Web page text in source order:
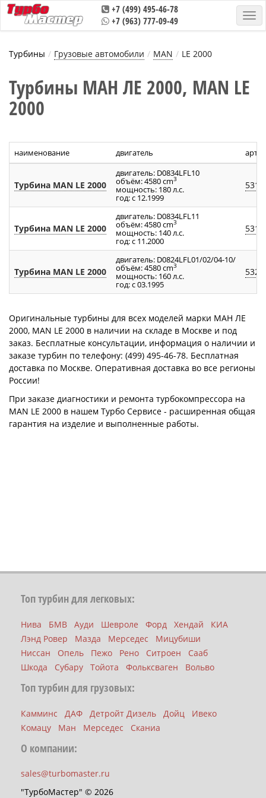
+7 (499) 495-46-78
+7 (963) 777-09-49
Турбины Грузовые автомобили MAN LE 2000
Турбины МАН ЛЕ 2000, MAN LE
2000
наименование двигатель
Турбина MAN LE 2000
двигатель: D0834LFL10
объём: 4580 cm3
мощность: 180 л.с.
год: с 12.1999
Турбина MAN LE 2000
двигатель: D0834LFL11
объём: 4580 cm3
мощность: 140 л.с.
год: с 11.2000
Турбина MAN LE 2000
двигатель: D0824LFL01/02/04-10/
объём: 4580 cm3
мощность: 160 л.с.
год: с 03.1995
Оригинальные турбины для всех моделей марки МАН ЛЕ
2000, MAN LE 2000 в наличии на складе в Москве и под
заказ. Бесплатные консультации, информация о наличии и
заказе турбин по телефону: (499) 495-46-78. Бесплатная
доставка по Москве. Оперативная доставка во все регионы
России!
При заказе диагностики и ремонта турбокомпрессора на
MAN LE 2000 в нашем Турбо Сервисе - расширенная общая
гарантия на изделие и выполненные работы.
Топ турбин для легковых:
Нива БМВ Ауди Шевроле Форд Хендай
КИА
Лэнд Ровер
Мазда Мерседес
Мицубиши
Ниссан
Опель Пежо Рено Ситроен
Сааб
Шкода
Субару Тойота Фольксваген Вольво
Топ турбин для грузовых:
Камминс ДАФ Детройт Дизель Дойц
Ивеко
Комацу
Ман Мерседес Сканиа
О компании:
sales@turbomaster.ru
"ТурбоМастер" © 2026